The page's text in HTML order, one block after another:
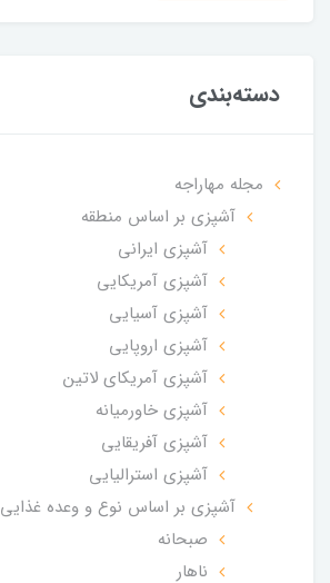
دسته‌بندی
مجله مهاراجه
آشپزی بر اساس منطقه
آشپزی ایرانی
آشپزی آمریکایی
آشپزی آسیایی
آشپزی اروپایی
آشپزی آمریکای لاتین
آشپزی خاورمیانه
آشپزی آفریقایی
آشپزی استرالیایی
آشپزی بر اساس نوع و وعده غذایی
صبحانه
ناهار